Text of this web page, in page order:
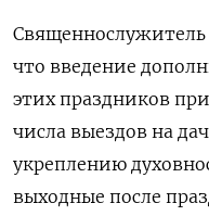
что введение
этих праздников
числа выездов на
укреплению
выходные после